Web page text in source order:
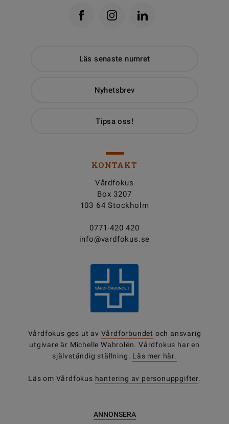
Läs senaste numret
Nyhetsbrev
Tipsa oss!
KONTAKT
Vårdfokus
Box 3207
103 64 Stockholm
0771-420 420
info@vardfokus.se
Vårdfokus ges ut av Vårdförbundet och ansvarig
utgivare är Michelle Wahrolén. Vårdfokus har en
självständig ställning. Läs mer här.
Läs om Vårdfokus hantering av personuppgifter.
ANNONSERA